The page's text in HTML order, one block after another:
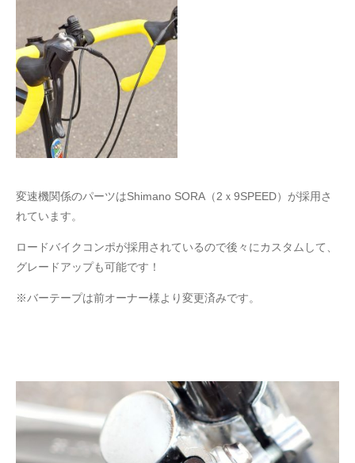
変速機関係のパーツはShimano SORA（2ｘ9SPEED）が採用さ
れています。
ロードバイクコンポが採用されているので後々にカスタムして、
グレードアップも可能です！
※バーテープは前オーナー様より変更済みです。